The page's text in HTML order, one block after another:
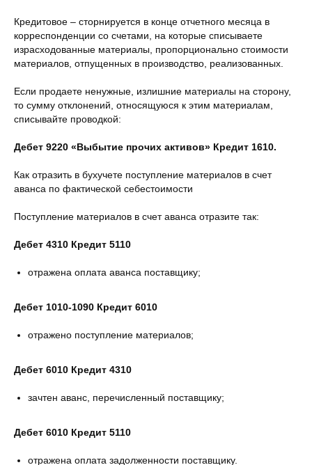
Кредитовое – сторнируется в конце отчетного месяца в
корреспонденции со счетами, на которые списываете
израсходованные материалы, пропорционально стоимости
материалов, отпущенных в производство, реализованных.
Если продаете ненужные, излишние материалы на сторону,
то сумму отклонений, относящуюся к этим материалам,
списывайте проводкой:
Дебет 9220 «Выбытие прочих активов» Кредит 1610.
Как отразить в бухучете поступление материалов в счет
аванса по фактической себестоимости
Поступление материалов в счет аванса отразите так:
Дебет 4310 Кредит 5110
отражена оплата аванса поставщику;
Дебет 1010-1090 Кредит 6010
отражено поступление материалов;
Дебет 6010 Кредит 4310
зачтен аванс, перечисленный поставщику;
Дебет 6010 Кредит 5110
отражена оплата задолженности поставщику.